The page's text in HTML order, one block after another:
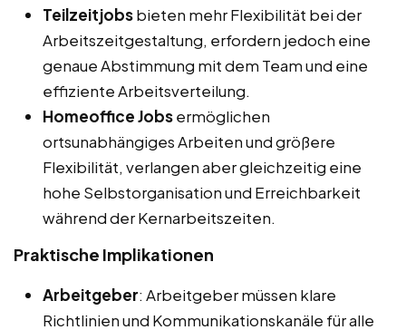
Teilzeitjobsbieten mehr Flexibilität bei der
Arbeitszeitgestaltung, erfordern jedoch eine
genaue Abstimmung mit dem Team und eine
effiziente Arbeitsverteilung.
Homeoffice Jobsermöglichen
ortsunabhängiges Arbeiten und größere
Flexibilität, verlangen aber gleichzeitig eine
hohe Selbstorganisation und Erreichbarkeit
während der Kernarbeitszeiten.
Praktische Implikationen
Arbeitgeber: Arbeitgeber müssen klare
Richtlinien und Kommunikationskanäle für alle